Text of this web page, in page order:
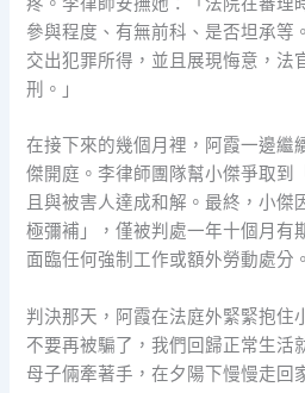
參與程度、有無前科、是否坦承等
交出犯罪所得，並且展現悔意，法
刑。」
在接下來的幾個月裡，阿霞一邊繼
傑開庭。李律師團隊幫小傑爭取到
且與被害人達成和解。最終，小傑
極彌補」，僅被判處一年十個月有
面臨任何強制工作或額外勞動處分。
判決那天，阿霞在法庭外緊緊抱住
不要再被騙了，我們回歸正常生活
母子倆牽著手，在夕陽下慢慢走回